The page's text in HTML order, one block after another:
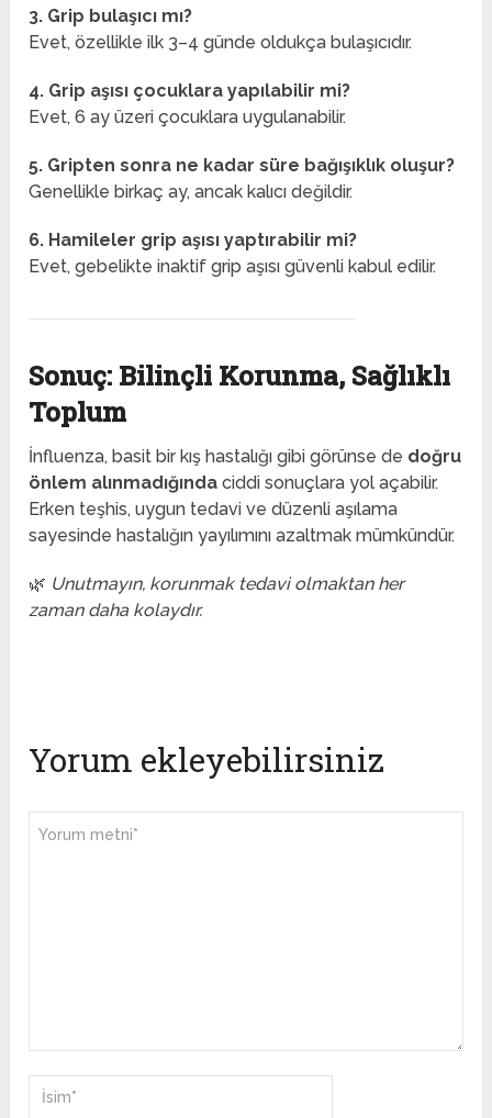
3. Grip bulaşıcı mı?
Evet, özellikle ilk 3–4 günde oldukça bulaşıcıdır.
4. Grip aşısı çocuklara yapılabilir mi?
Evet, 6 ay üzeri çocuklara uygulanabilir.
5. Gripten sonra ne kadar süre bağışıklık oluşur?
Genellikle birkaç ay, ancak kalıcı değildir.
6. Hamileler grip aşısı yaptırabilir mi?
Evet, gebelikte inaktif grip aşısı güvenli kabul edilir.
Sonuç: Bilinçli Korunma, Sağlıklı
Toplum
İnfluenza, basit bir kış hastalığı gibi görünse de doğru
önlem alınmadığında ciddi sonuçlara yol açabilir.
Erken teşhis, uygun tedavi ve düzenli aşılama
sayesinde hastalığın yayılımını azaltmak mümkündür.
🌿 Unutmayın, korunmak tedavi olmaktan her
zaman daha kolaydır.
Yorum ekleyebilirsiniz